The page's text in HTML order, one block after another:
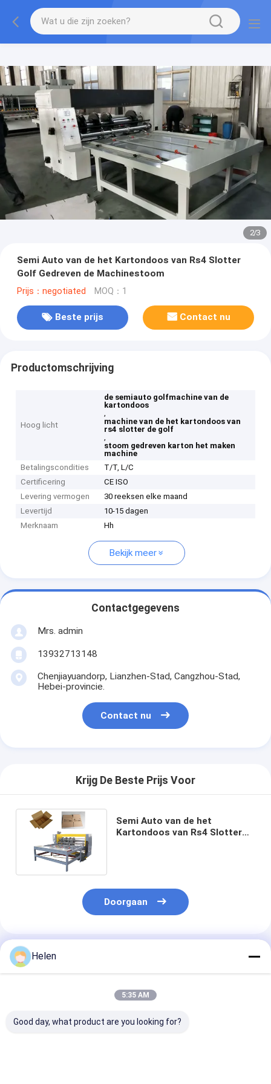
2/3
Semi Auto van de het Kartondoos van Rs4 Slotter
Golf Gedreven de Machinestoom
Prijs：negotiated MOQ：1
Beste prijs Contact nu
Productomschrijving
Hoog licht
de semiauto golfmachine van de
kartondoos
,
machine van de het kartondoos van
rs4 slotter de golf
,
stoom gedreven karton het maken
machine
Betalingscondities
T/T, L/C
Certificering
CE ISO
Levering vermogen
30 reeksen elke maand
Levertijd
10-15 dagen
Merknaam
Hh
Bekijk meer
Contactgegevens
Mrs. admin
13932713148
Chenjiayuandorp, Lianzhen-Stad, Cangzhou-Stad,
Hebei-provincie.
Contact nu
Krijg De Beste Prijs Voor
Semi Auto van de het
Kartondoos van Rs4 Slotter
Doorgaan
Geadviseerde Producten
Helen
5:35 AM
Good day, what product are you looking for?